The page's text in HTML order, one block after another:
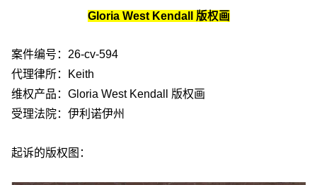
Gloria West Kendall 版权画
案件编号：26-cv-594
代理律所：Keith
维权产品：Gloria West Kendall 版权画
受理法院：伊利诺伊州
起诉的版权图：